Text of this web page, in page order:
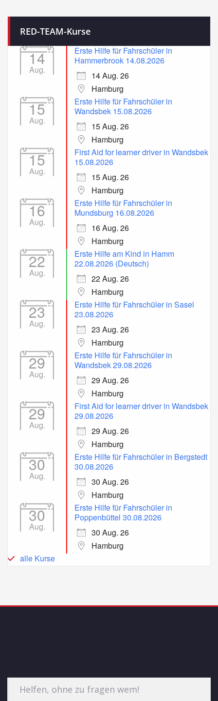
RED-TEAM-Kurse
14
Aug.
Erste Hilfe für Fahrschüler in
Hammerbrook 14.08.2026
14 Aug. 26
Hamburg
15
Aug.
Erste Hilfe für Fahrschüler in
Wandsbek 15.08.2026
15 Aug. 26
Hamburg
15
Aug.
First Aid for learner driver in Wandsbek
15.08.2026
15 Aug. 26
Hamburg
16
Aug.
Erste Hilfe für Fahrschüler in
Mundsburg 16.08.2026
16 Aug. 26
Hamburg
22
Aug.
Erste Hilfe am Kind in Hamm
22.08.2026 (Deutsch)
22 Aug. 26
Hamburg
23
Aug.
Erste Hilfe für Fahrschüler in Sasel
23.08.2026
23 Aug. 26
Hamburg
29
Aug.
Erste Hilfe für Fahrschüler in
Wandsbek 29.08.2026
29 Aug. 26
Hamburg
29
Aug.
First Aid for learner driver in Wandsbek
29.08.2026
29 Aug. 26
Hamburg
30
Aug.
Erste Hilfe für Fahrschüler in Bergstedt
30.08.2026
30 Aug. 26
Hamburg
30
Aug.
Erste Hilfe für Fahrschüler in
Poppenbüttel 30.08.2026
30 Aug. 26
Hamburg
alle Kurse
Helfen, ohne zu fragen wem!